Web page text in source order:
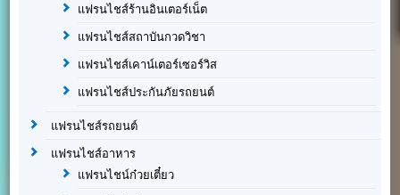
แฟรนไชส์ร้านอินเตอร์เน็ต
แฟรนไชส์สถาบันกวดวิชา
แฟรนไชส์เคาน์เตอร์เซอร์วิส
แฟรนไชส์ประกันภัยรถยนต์
แฟรนไชส์รถยนต์
แฟรนไชส์อาหาร
แฟรนไชน์ก๋วยเตี๋ยว